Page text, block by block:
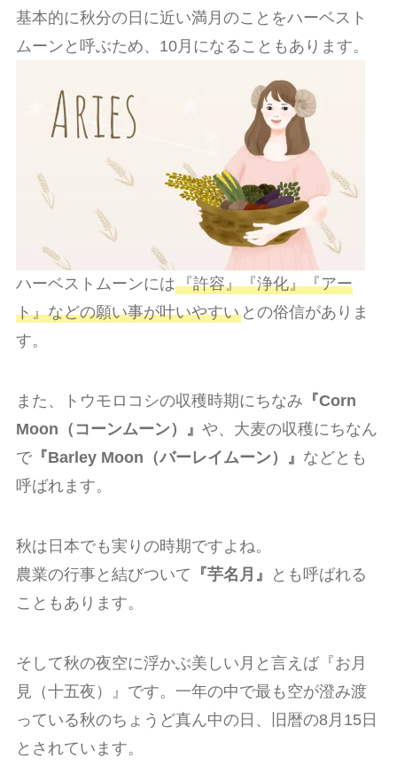
基本的に秋分の日に近い満月のことをハーベスト
ムーンと呼ぶため、10月になることもあります。
ハーベストムーンには『許容』『浄化』『アー
ト』などの願い事が叶いやすいとの俗信がありま
す。
また、トウモロコシの収穫時期にちなみ 『Corn
Moon（コーンムーン）』 や、大麦の収穫にちなん
で『Barley Moon（バーレイムーン）』 などとも
呼ばれます。
秋は日本でも実りの時期ですよね。
農業の行事と結びついて 『芋名月』
とも呼ばれる
こともあります。
そして秋の夜空に浮かぶ美しい月と言えば『お月
見（十五夜）』です。一年の中で最も空が澄み渡
っている秋のちょうど真ん中の日、旧暦の8月15日
とされています。